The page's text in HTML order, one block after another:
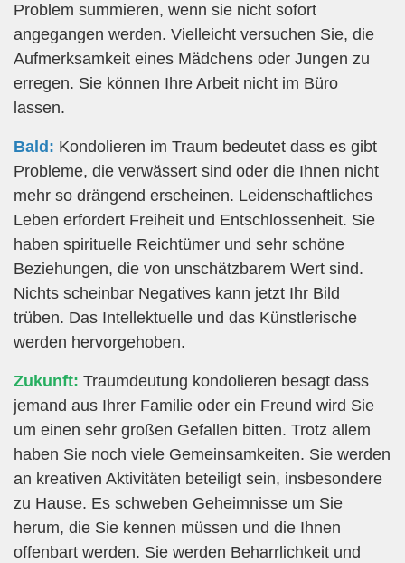
Problem summieren, wenn sie nicht sofort
angegangen werden. Vielleicht versuchen Sie, die
Aufmerksamkeit eines Mädchens oder Jungen zu
erregen. Sie können Ihre Arbeit nicht im Büro
lassen.
Bald: Kondolieren im Traum bedeutet dass es gibt
Probleme, die verwässert sind oder die Ihnen nicht
mehr so drängend erscheinen. Leidenschaftliches
Leben erfordert Freiheit und Entschlossenheit. Sie
haben spirituelle Reichtümer und sehr schöne
Beziehungen, die von unschätzbarem Wert sind.
Nichts scheinbar Negatives kann jetzt Ihr Bild
trüben. Das Intellektuelle und das Künstlerische
werden hervorgehoben.
Zukunft: Traumdeutung kondolieren besagt dass
jemand aus Ihrer Familie oder ein Freund wird Sie
um einen sehr großen Gefallen bitten. Trotz allem
haben Sie noch viele Gemeinsamkeiten. Sie werden
an kreativen Aktivitäten beteiligt sein, insbesondere
zu Hause. Es schweben Geheimnisse um Sie
herum, die Sie kennen müssen und die Ihnen
offenbart werden. Sie werden Beharrlichkeit und